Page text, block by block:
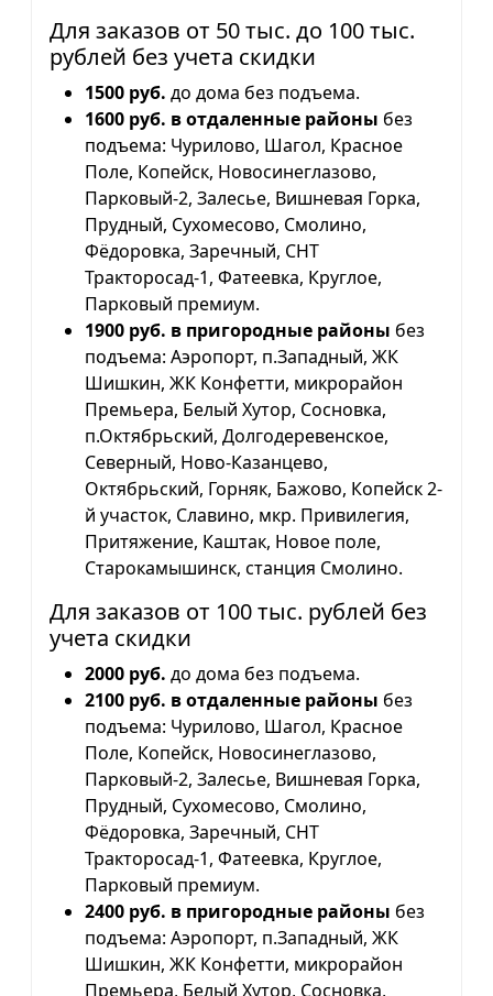
Для заказов от 50 тыс. до 100 тыс.
рублей без учета скидки
1500 руб. до дома без подъема.
1600 руб. в отдаленные районы без
подъема: Чурилово, Шагол, Красное
Поле, Копейск, Новосинеглазово,
Парковый-2, Залесье, Вишневая Горка,
Прудный, Сухомесово, Смолино,
Фёдоровка, Заречный, СНТ
Тракторосад-1, Фатеевка, Круглое,
Парковый премиум.
1900 руб. в пригородные районы без
подъема: Аэропорт, п.Западный, ЖК
Шишкин, ЖК Конфетти, микрорайон
Премьера, Белый Хутор, Сосновка,
п.Октябрьский, Долгодеревенское,
Северный, Ново-Казанцево,
Октябрьский, Горняк, Бажово, Копейск 2-
й участок, Славино, мкр. Привилегия,
Притяжение, Каштак, Новое поле,
Старокамышинск, станция Смолино.
Для заказов от 100 тыс. рублей без
учета скидки
2000 руб. до дома без подъема.
2100 руб. в отдаленные районы без
подъема: Чурилово, Шагол, Красное
Поле, Копейск, Новосинеглазово,
Парковый-2, Залесье, Вишневая Горка,
Прудный, Сухомесово, Смолино,
Фёдоровка, Заречный, СНТ
Тракторосад-1, Фатеевка, Круглое,
Парковый премиум.
2400 руб. в пригородные районы без
подъема: Аэропорт, п.Западный, ЖК
Шишкин, ЖК Конфетти, микрорайон
Премьера, Белый Хутор, Сосновка,